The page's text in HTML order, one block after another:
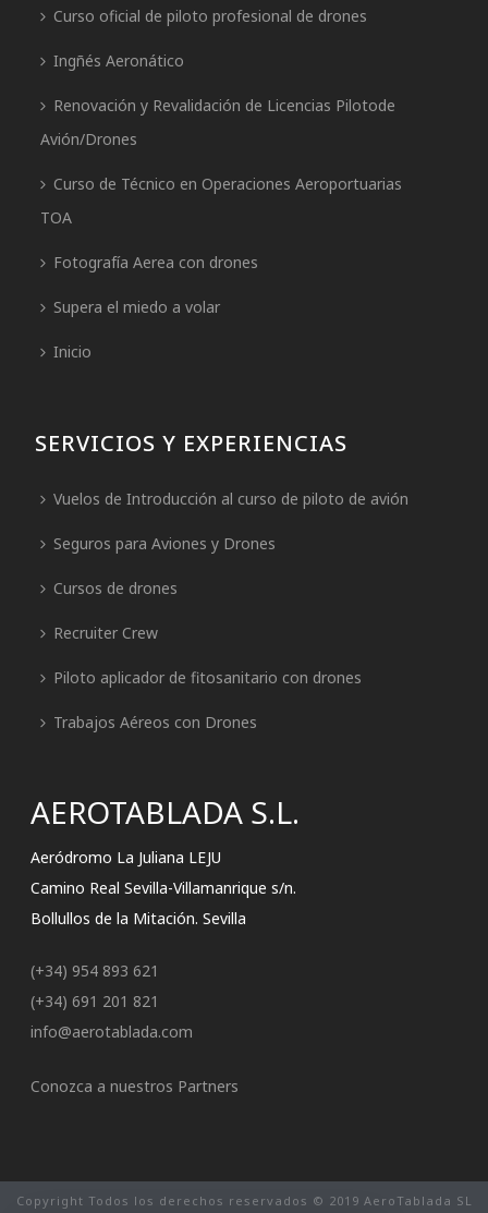
Curso oficial de piloto profesional de drones
Ingñés Aeronático
Renovación y Revalidación de Licencias Pilotode
Avión/Drones
Curso de Técnico en Operaciones Aeroportuarias
TOA
Fotografía Aerea con drones
Supera el miedo a volar
Inicio
SERVICIOS Y EXPERIENCIAS
Vuelos de Introducción al curso de piloto de avión
Seguros para Aviones y Drones
Cursos de drones
Recruiter Crew
Piloto aplicador de fitosanitario con drones
Trabajos Aéreos con Drones
AEROTABLADA S.L.
Aeródromo La Juliana LEJU
Camino Real Sevilla-Villamanrique s/n.
Bollullos de la Mitación. Sevilla
(+34) 954 893 621
(+34) 691 201 821
info@aerotablada.com
Conozca a nuestros Partners
Copyright Todos los derechos reservados © 2019 AeroTablada SL